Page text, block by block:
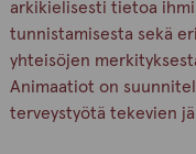
arkikielisesti tietoa
tunnistamisesta sekä
yhteisöjen
Animaatiot on
terveystyötä tekevien